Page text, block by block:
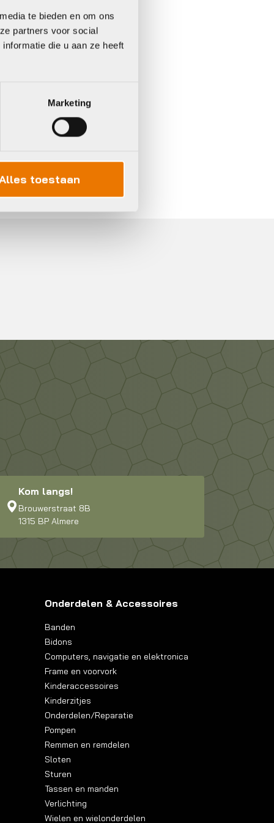
te bieden en om ons
partners voor social
die u aan ze heeft
Marketing
toestaan
In 3 keer betalen,0%rente
Kom langs!
Brouwerstraat 8B
1315 BP Almere
Onderdelen & Accessoires
Banden
Bidons
Computers, navigatie en elektronica
Frame en voorvork
Kinderaccessoires
Kinderzitjes
Onderdelen/Reparatie
Pompen
Remmen en remdelen
Sloten
Sturen
Tassen en manden
Verlichting
Wielen en wielonderdelen